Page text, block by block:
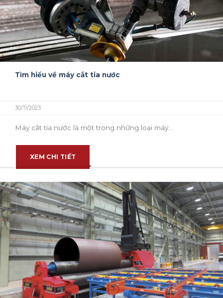
Tìm hiểu về máy cắt tia nước
30/11/2023
Máy cắt tia nước là một trong những loại máy...
XEM CHI TIẾT